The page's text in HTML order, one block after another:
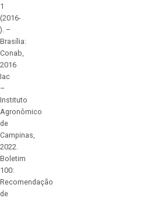
1
(2016-
). –
Brasília:
Conab,
2016
Iac
–
Instituto
Agronômico
de
Campinas,
2022.
Boletim
100:
Recomendação
de